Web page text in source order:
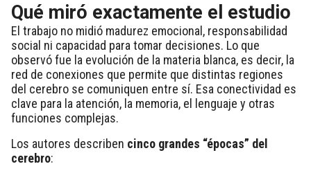
Qué miró exactamente el estudio
El trabajo no midió madurez emocional, responsabilidad
social ni capacidad para tomar decisiones. Lo que
observó fue la evolución de la materia blanca, es decir, la
red de conexiones que permite que distintas regiones
del cerebro se comuniquen entre sí. Esa conectividad es
clave para la atención, la memoria, el lenguaje y otras
funciones complejas.
Los autores describen cinco grandes “épocas” del
cerebro: